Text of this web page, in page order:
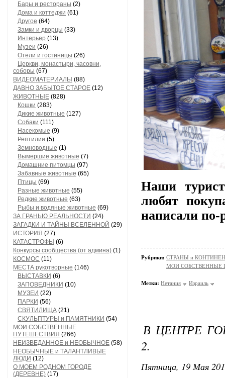
Бары и рестораны (2)
Дома и коттеджи (61)
Другое (64)
Замки и дворцы (33)
Интерьер (13)
Музеи (26)
Отели и гостиницы (26)
Церкви, монастыри, часовни,
соборы (67)
ВИДЕОМАТЕРИАЛЫ (88)
ДАВНО ЗАБЫТОЕ СТАРОЕ (12)
ЖИВОТНЫЕ (828)
Кошки (283)
Дикие животные (127)
Собаки (111)
Насекомые (9)
Рептилии (5)
Земноводные (1)
Вымершие животные (7)
Домашние питомцы (97)
Забавные животные (65)
Птицы (69)
Разные животные (55)
Редкие животные (63)
Рыбы и водяные животные (69)
ЗА ГРАНЬЮ РЕАЛЬНОСТИ (24)
ЗАГАДКИ И ТАЙНЫ ВСЕЛЕННОЙ (29)
ИСТОРИЯ (27)
КАТАСТРОФЫ (6)
Конкурсы сообщества (от админа) (1)
КОСМОС (11)
МЕСТА рукотворные (146)
ВЫСТАВКИ (6)
ЗАПОВЕДНИКИ (10)
МУЗЕИ (22)
ПАРКИ (56)
СВЯТИЛИЩА (21)
СКУЛЬПТУРЫ и ПАМЯТНИКИ (54)
МОИ СОБСТВЕННЫЕ
ПУТЕШЕСТВИЯ (266)
НЕИЗВЕДАННОЕ и НЕОБЫЧНОЕ (58)
НЕОБЫЧНЫЕ и ТАЛАНТЛИВЫЕ
ЛЮДИ (12)
О МОЕМ РОДНОМ ГОРОДЕ
(ДЕРЕВНЕ) (17)
Наши
любят
написали по-
Рубрики: СТРАНЫ и
МОИ СОБСТВЕННЫЕ
Метки: Нетания Израиль
В ЦЕНТРЕ
2.
Пятница, 19 Мая